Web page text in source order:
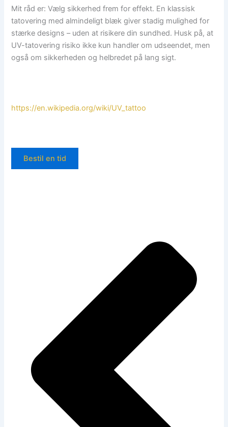
Mit råd er: Vælg sikkerhed frem for effekt. En klassisk
tatovering med almindeligt blæk giver stadig mulighed for
stærke designs – uden at risikere din sundhed. Husk på, at
UV-tatovering risiko ikke kun handler om udseendet, men
også om sikkerheden og helbredet på lang sigt.
https://en.wikipedia.org/wiki/UV_tattoo
Bestil en tid